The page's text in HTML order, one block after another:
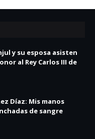
y su esposa asisten
al Rey Carlos III de
Díaz: Mis manos
de sangre